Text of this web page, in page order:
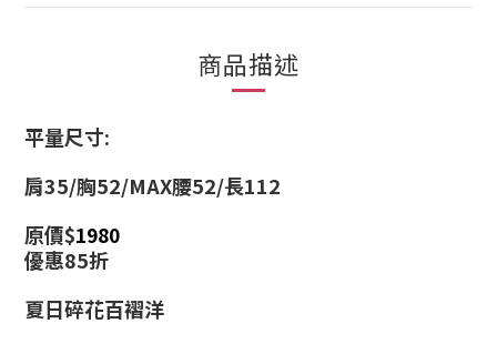
商品描述
平量尺寸:
肩35/胸52/MAX腰52/長112
原價$1980
優惠85折
夏日碎花百褶洋